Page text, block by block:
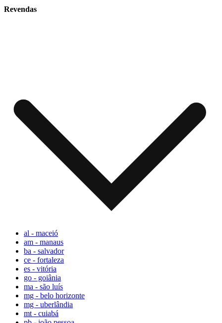
Revendas
al - maceió
am - manaus
ba - salvador
ce - fortaleza
es - vitória
go - goiânia
ma - são luís
mg - belo horizonte
mg - uberlândia
mt - cuiabá